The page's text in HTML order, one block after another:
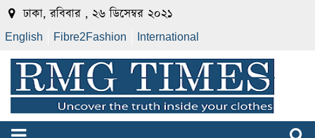
ঢাকা, রবিবার , ২৬ ডিসেম্বর ২০২১
English Fibre2Fashion International